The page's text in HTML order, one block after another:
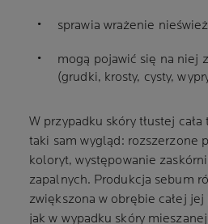
sprawia wrażenie
mogą pojawić się na niej
(grudki, krosty, cysty,
W przypadku skóry tłustej
taki sam wygląd: rozszerzone
koloryt, występowanie
zapalnych. Produkcja sebum
zwiększona w obrębie całej
jak w wypadku skóry